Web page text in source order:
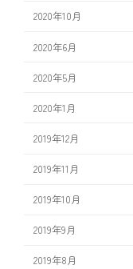
2020年10月
2020年6月
2020年5月
2020年1月
2019年12月
2019年11月
2019年10月
2019年9月
2019年8月